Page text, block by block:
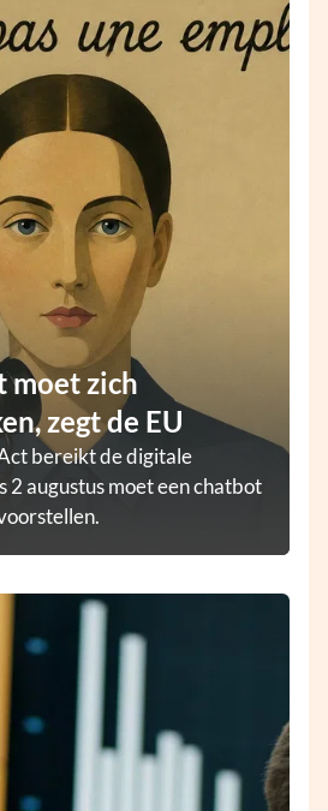
moet zich
zegt de EU
bereikt de digitale
2 augustus moet een chatbot